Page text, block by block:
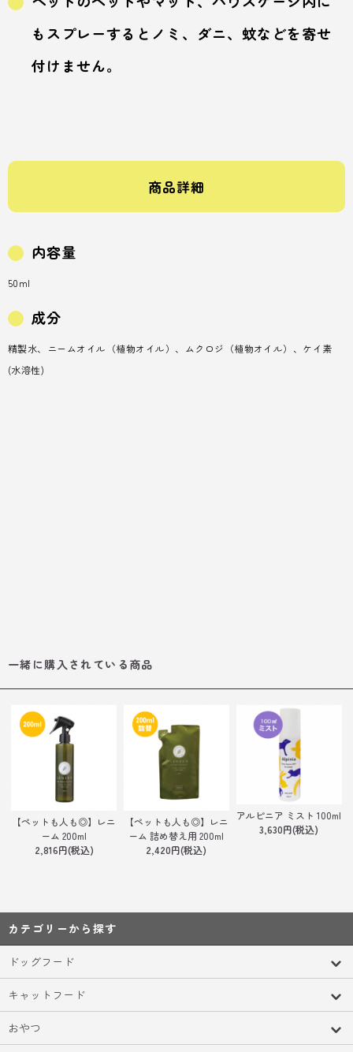
もスプレーするとノミ、ダニ、蚊などを寄せ
付けません。
商品詳細
内容量
50ml
成分
精製水、ニームオイル（植物オイル）、ムクロジ（植物オイル）、ケイ素
(水溶性)
一緒に購入されている商品
【ペットも人も◎】レニ
ーム 200ml
2,816円(税込)
【ペットも人も◎】レニ
ーム 詰め替え用 200ml
2,420円(税込)
アルピニア ミスト 100ml
3,630円(税込)
カテゴリーから探す
ドッグフード
キャットフード
おやつ